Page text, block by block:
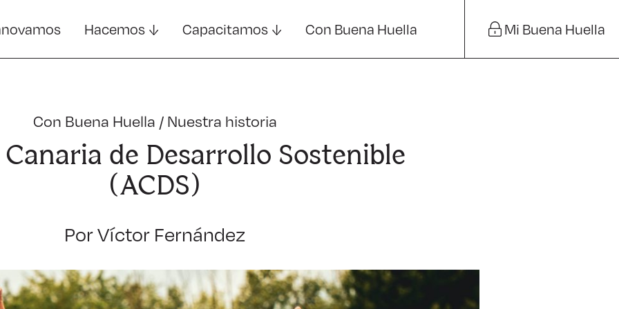
Hacemos Capacitamos Con Buena Huella Mi Buena Huella
Con Buena Huella /Nuestra historia
Canaria de Desarrollo Sostenible
(ACDS)
Por Víctor Fernández